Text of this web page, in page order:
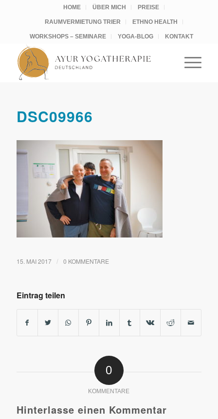
HOME ÜBER MICH PREISE
RAUMVERMIETUNG TRIER ETHNO HEALTH
WORKSHOPS – SEMINARE YOGA-BLOG KONTAKT
DSC09966
15. MAI 2017 / 0 KOMMENTARE
Eintrag teilen
0
KOMMENTARE
Hinterlasse einen Kommentar